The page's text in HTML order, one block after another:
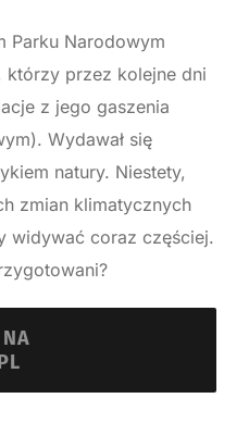
Parku Narodowym
którzy przez kolejne dni
z jego gaszenia
Wydawał się
natury. Niestety,
zmian klimatycznych
widywać coraz częściej.